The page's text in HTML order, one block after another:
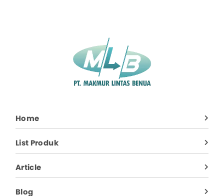
Home
List Produk
Article
Blog